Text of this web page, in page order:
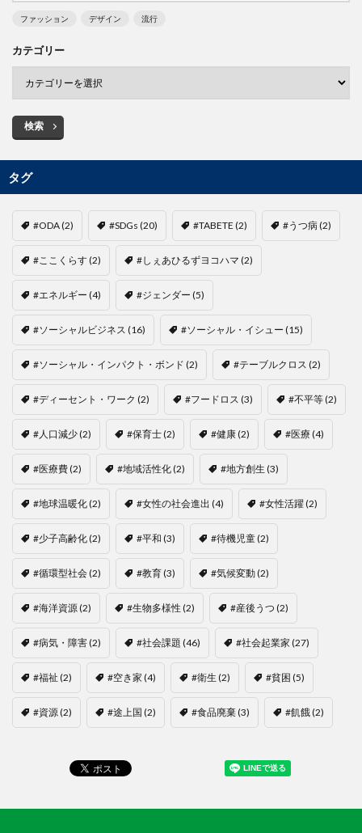
ファッション デザイン 流行
カテゴリー
検索
タグ
#ODA(2) #SDGs (20) #TABETE (2) #うつ病(2)
#ここくらす(2) #しぇあひるずヨコハマ (2)
#エネルギー (4) #ジェンダー (5)
#ソーシャルビジネス (16) #ソーシャル・イシュー (15)
#ソーシャル・インパクト・ボンド (2) #テーブルクロス (2)
#ディーセント・ワーク (2) #フードロス (3) #不平等(2)
#人口減少(2) #保育士(2) #健康(2) #医療(4)
#医療費(2) #地域活性化(2) #地方創生 (3)
#地球温暖化(2) #女性の社会進出 (4) #女性活躍(2)
#少子高齢化(2) #平和 (3) #待機児童(2)
#循環型社会(2) #教育(3) #気候変動(2)
#海洋資源(2) #生物多様性(2) #産後うつ (2)
#病気・障害(2) #社会課題 (46) #社会起業家 (27)
#福祉 (2) #空き家 (4) #衛生 (2) #貧困 (5)
#資源(2) #途上国 (2) #食品廃棄(3) #飢餓(2)